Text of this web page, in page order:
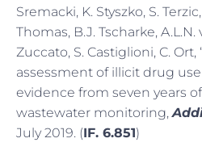
Sremacki, K. Styszko, S.
Thomas, B.J. Tscharke, A.L.N.
Zuccato, S. Castiglioni, C.
assessment of illicit drug
evidence from seven years
wastewater monitoring,
July 2019. (IF. 6.851)